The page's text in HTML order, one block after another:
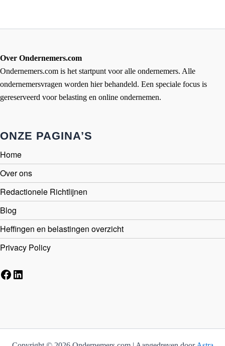
Over Ondernemers.com
Ondernemers.com is het startpunt voor alle ondernemers. Alle
ondernemersvragen worden hier behandeld. Een speciale focus is
gereserveerd voor belasting en online ondernemen.
ONZE PAGINA’S
Home
Over ons
Redactionele Richtlijnen
Blog
Heffingen en belastingen overzicht
Privacy Policy
Facebook
LinkedIn